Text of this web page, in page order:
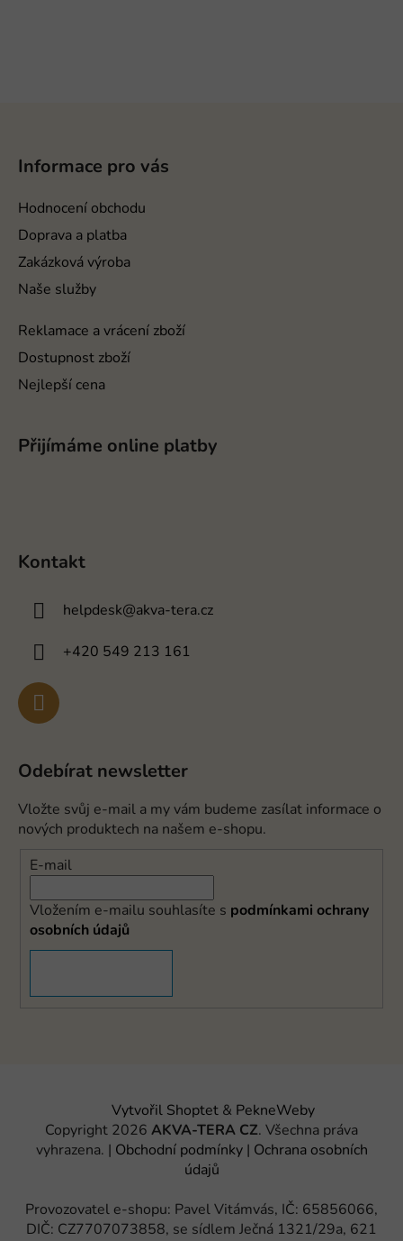
Informace pro vás
Hodnocení obchodu
Doprava a platba
Zakázková výroba
Naše služby
Reklamace a vrácení zboží
Dostupnost zboží
Nejlepší cena
Přijímáme online platby
Kontakt
helpdesk@akva-tera.cz
+420 549 213 161
Odebírat newsletter
Vložte svůj e-mail a my vám budeme zasílat informace o
nových produktech na našem e-shopu.
E-mail
Vložením e-mailu souhlasíte s podmínkami ochrany
osobních údajů
Vytvořil Shoptet& PekneWeby
Copyright 2026 AKVA-TERA CZ. Všechna práva
vyhrazena. | Obchodní podmínky| Ochrana osobních
údajů
Provozovatel e-shopu: Pavel Vitámvás, IČ: 65856066,
DIČ: CZ7707073858, se sídlem Ječná 1321/29a, 621